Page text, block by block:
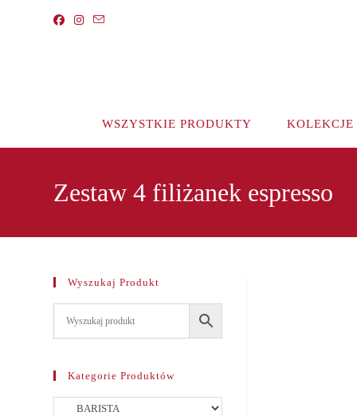
WSZYSTKIE PRODUKTY KOLEKCJE
Zestaw 4 filiżanek espresso
Wyszukaj Produkt
Kategorie Produktów